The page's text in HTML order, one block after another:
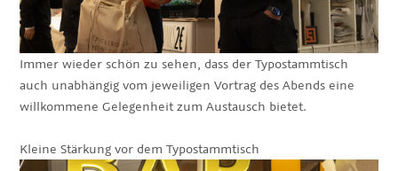
Immer wieder schön zu sehen, dass der Typostammtisch
auch unabhängig vom jeweiligen Vortrag des Abends eine
willkommene Gelegenheit zum Austausch bietet.
Kleine Stärkung vor dem Typostammtisch